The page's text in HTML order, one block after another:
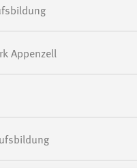
Appenzell